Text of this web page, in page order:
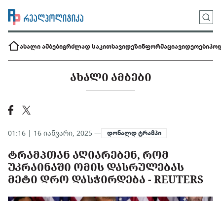
ახალი ამბებიგრძლად საკითხავიდეზინფორმაციავიდეოები
ᲐᲮᲐᲚᲘ ᲐᲛᲑᲔᲑᲘ
01:16 | 16 იანვარი, 2025 — დონალდ ტრამპი
ᲢᲠᲐᲛᲞᲗᲐᲜ ᲐᲦᲘᲐᲠᲔᲑᲔᲜ, ᲠᲝᲛ
ᲣᲙᲠᲐᲘᲜᲐᲨᲘ ᲝᲛᲘᲡ ᲓᲐᲡᲠᲣᲚᲔᲑᲐᲡ
ᲛᲔᲢᲘ ᲓᲠᲝ ᲓᲐᲡᲭᲘᲠᲓᲔᲑᲐ - REUTERS